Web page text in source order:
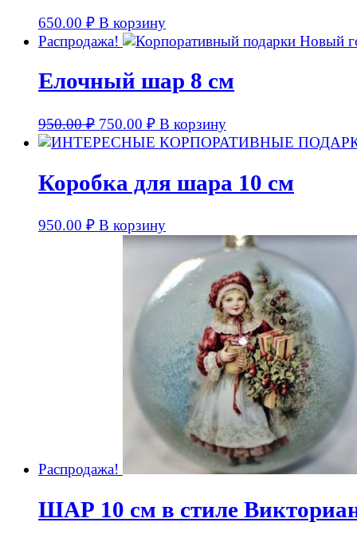
650.00 ₽ В корзину
Распродажа!
Елочный шар 8 см
950.00₽ 750.00 ₽ В корзину
Коробка для шара 10 см
950.00 ₽ В корзину
Распродажа!
ШАР 10 см в стиле